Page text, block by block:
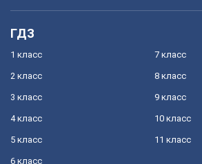
ГДЗ
1 класс
2 класс
3 класс
4 класс
5 класс
6 класс
7 класс
8 класс
9 класс
10 класс
11 класс